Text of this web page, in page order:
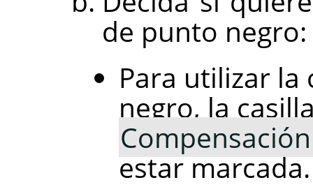
de punto negro:
Para utilizar
negro, la
estar marcada.